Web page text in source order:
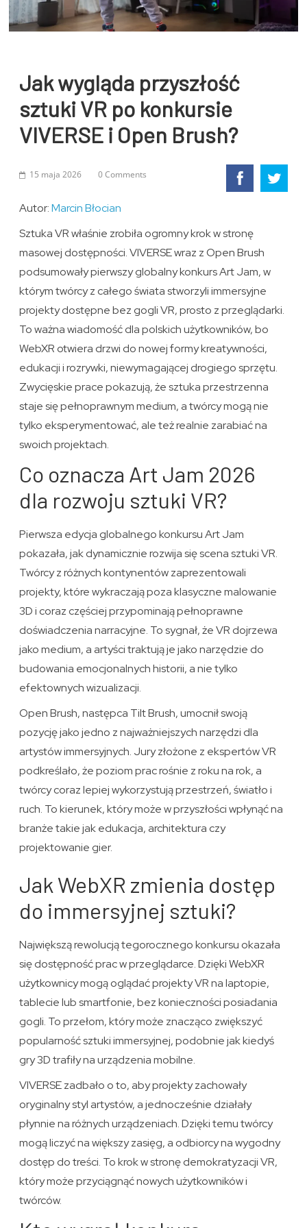
Jak wygląda przyszłość
sztuki VR po konkursie
VIVERSE i Open Brush?
15 maja 2026 0 Comments
Autor:Marcin Błocian
Sztuka VR właśnie zrobiła ogromny krok w stronę
masowej dostępności. VIVERSE wraz z Open Brush
podsumowały pierwszy globalny konkurs Art Jam, w
którym twórcy z całego świata stworzyli immersyjne
projekty dostępne bez gogli VR, prosto z przeglądarki.
To ważna wiadomość dla polskich użytkowników, bo
WebXR otwiera drzwi do nowej formy kreatywności,
edukacji i rozrywki, niewymagającej drogiego sprzętu.
Zwycięskie prace pokazują, że sztuka przestrzenna
staje się pełnoprawnym medium, a twórcy mogą nie
tylko eksperymentować, ale też realnie zarabiać na
swoich projektach.
Co oznacza Art Jam 2026
dla rozwoju sztuki VR?
Pierwsza edycja globalnego konkursu Art Jam
pokazała, jak dynamicznie rozwija się scena sztuki VR.
Twórcy z różnych kontynentów zaprezentowali
projekty, które wykraczają poza klasyczne malowanie
3D i coraz częściej przypominają pełnoprawne
doświadczenia narracyjne. To sygnał, że VR dojrzewa
jako medium, a artyści traktują je jako narzędzie do
budowania emocjonalnych historii, a nie tylko
efektownych wizualizacji.
Open Brush, następca Tilt Brush, umocnił swoją
pozycję jako jedno z najważniejszych narzędzi dla
artystów immersyjnych. Jury złożone z ekspertów VR
podkreślało, że poziom prac rośnie z roku na rok, a
twórcy coraz lepiej wykorzystują przestrzeń, światło i
ruch. To kierunek, który może w przyszłości wpłynąć na
branże takie jak edukacja, architektura czy
projektowanie gier.
Jak WebXR zmienia dostęp
do immersyjnej sztuki?
Największą rewolucją tegorocznego konkursu okazała
się dostępność prac w przeglądarce. Dzięki WebXR
użytkownicy mogą oglądać projekty VR na laptopie,
tablecie lub smartfonie, bez konieczności posiadania
gogli. To przełom, który może znacząco zwiększyć
popularność sztuki immersyjnej, podobnie jak kiedyś
gry 3D trafiły na urządzenia mobilne.
VIVERSE zadbało o to, aby projekty zachowały
oryginalny styl artystów, a jednocześnie działały
płynnie na różnych urządzeniach. Dzięki temu twórcy
mogą liczyć na większy zasięg, a odbiorcy na wygodny
dostęp do treści. To krok w stronę demokratyzacji VR,
który może przyciągnąć nowych użytkowników i
twórców.